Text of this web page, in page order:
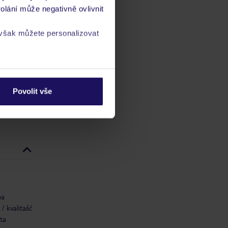
může negativně ovlivnit
můžete personalizovat
zásadách ochrany
Povolit vše
/ kvalitaść